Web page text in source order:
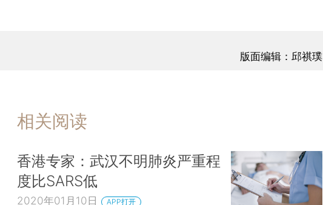
版面编辑：邱祺璞
相关阅读
香港专家：武汉不明肺炎严重程
度比SARS低
2020年01月10日 APP打开